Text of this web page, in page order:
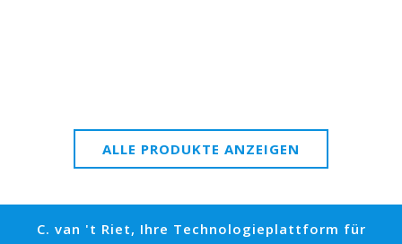
ALLE PRODUKTE ANZEIGEN
C. van 't Riet, Ihre Technologieplattform für